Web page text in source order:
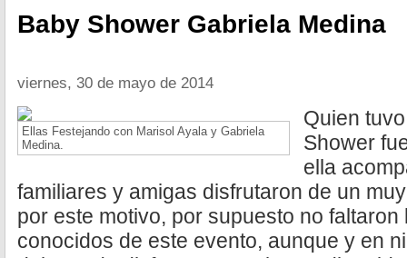
Baby Shower Gabriela Medina
viernes, 30 de mayo de 2014
Ellas Festejando con Marisol Ayala y Gabriela
Medina.
Quien
Shower
ella
familiares y amigas disfrutaron de un
por este motivo, por supuesto no faltaron
conocidos de este evento, aunque y en